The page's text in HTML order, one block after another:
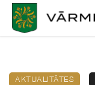
AKTUALITĀTES